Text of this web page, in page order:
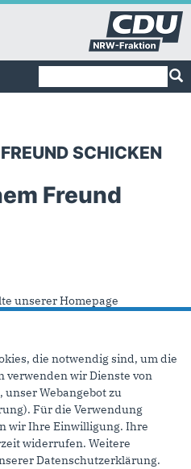
SCHICKEN
Freund
unserer Homepage
zu informieren,
und dass es kein Spam ist.
ist ein Pflichtfeld.
die notwendig sind, um die
verwenden wir Dienste von
Webangebot zu
Für die Verwendung
wir Ihre Einwilligung. Ihre
widerrufen. Weitere
Datenschutzerklärung.